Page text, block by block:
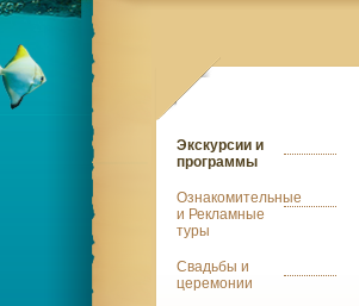
Экскурсии и
программы
Ознакомительные
и Рекламные
туры
Свадьбы и
церемонии